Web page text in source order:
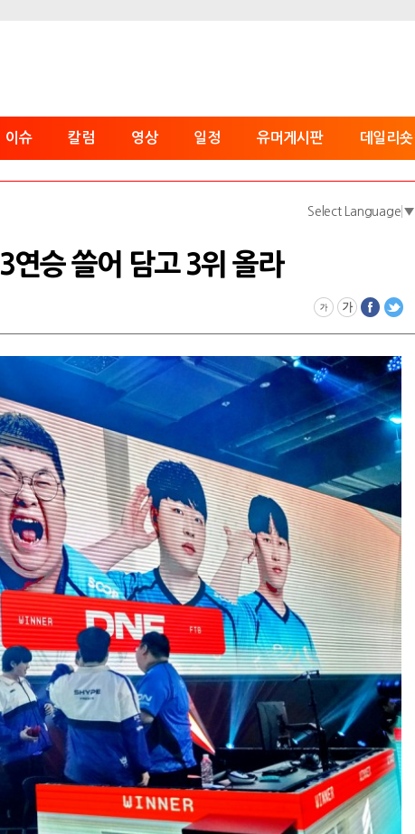
이슈 칼럼 영상 일정 유머게시판 데일리숏
Select Language ▼
연승 쓸어 담고 3위 올라